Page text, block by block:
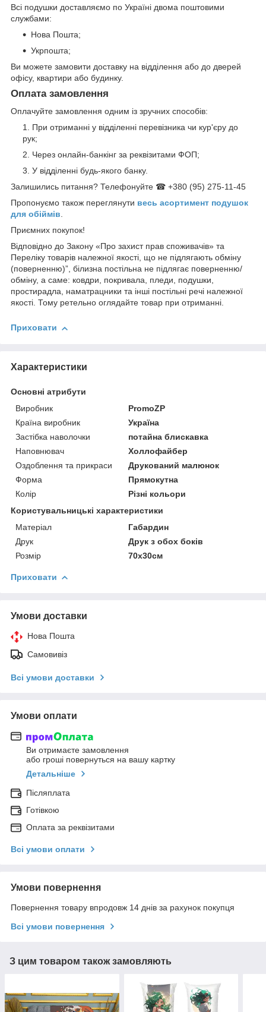
Всі подушки доставляємо по Україні двома поштовими
службами:
Нова Пошта;
Укрпошта;
Ви можете замовити доставку на відділення або до дверей
офісу, квартири або будинку.
Оплата замовлення
Оплачуйте замовлення одним із зручних способів:
При отриманні у відділенні перевізника чи кур'єру до
рук;
Через онлайн-банкінг за реквізитами ФОП;
У відділенні будь-якого банку.
Залишились питання? Телефонуйте ☎ +380 (95) 275-11-45
Пропонуємо також переглянути весь асортимент подушок
для обіймів.
Приємних покупок!
Відповідно до Закону «Про захист прав споживачів» та
Переліку товарів належної якості, що не підлягають обміну
(поверненню)”, білизна постільна не підлягає поверненню/
обміну, а саме: ковдри, покривала, пледи, подушки,
простирадла, наматрацники та інші постільні речі належної
якості. Тому ретельно оглядайте товар при отриманні.
Приховати
Характеристики
Основні атрибути
Виробник
PromoZP
Країна виробник
Україна
Застібка наволочки
потайна блискавка
Наповнювач
Холлофайбер
Оздоблення та прикраси
Друкований малюнок
Форма
Прямокутна
Колір
Різні кольори
Користувальницькі характеристики
Матеріал
Габардин
Друк
Друк з обох боків
Розмір
70х30см
Приховати
Умови доставки
Нова Пошта
Самовивіз
Всі умови доставки
Умови оплати
Ви отримаєте замовлення
або гроші повернуться на вашу картку
Детальніше
Післяплата
Готівкою
Оплата за реквізитами
Всі умови оплати
Умови повернення
Повернення товару впродовж 14 днів за рахунок покупця
Всі умови повернення
З цим товаром також замовляють